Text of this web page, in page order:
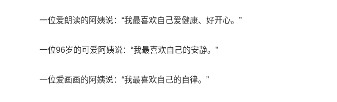
一位爱朗读的阿姨说：“我最喜欢自己爱健康、好开心。”
一位96岁的可爱阿姨说：“我最喜欢自己的安静。”
一位爱画画的阿姨说：“我最喜欢自己的自律。”